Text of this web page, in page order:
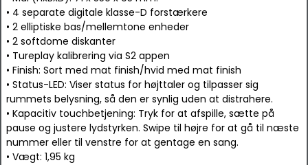
• 4 separate digitale klasse-D forstærkere
• 2 elliptiske bas/mellemtone enheder
• 2 softdome diskanter
• Tureplay kalibrering via S2 appen
• Finish: Sort med mat finish/hvid med mat finish
• Status-LED: Viser status for højttaler og tilpasser sig
rummets belysning, så den er synlig uden at distrahere.
• Kapacitiv touchbetjening: Tryk for at afspille, sætte på
pause og justere lydstyrken. Swipe til højre for at gå til næste
nummer eller til venstre for at gentage en sang.
• Vægt: 1,95 kg